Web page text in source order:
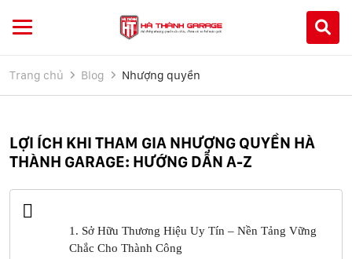
Trang chủ Blog Nhượng quyền
LỢI ÍCH KHI THAM GIA NHƯỢNG QUYỀN HÀ
THÀNH GARAGE: HƯỚNG DẪN A-Z
1. Sở Hữu Thương Hiệu Uy Tín – Nền Tảng Vững
Chắc Cho Thành Công